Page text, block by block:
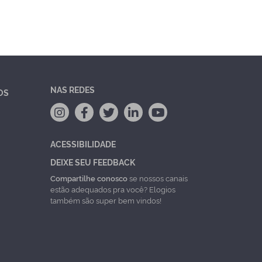
NAS REDES
ACESSIBILIDADE
DEIXE SEU FEEDBACK
Compartilhe conoscose nossos canais
estão adequados pra você? Elogios
também são super bem vindos!